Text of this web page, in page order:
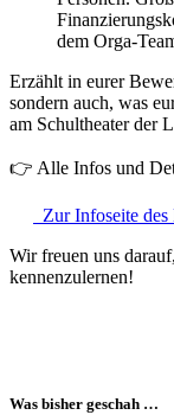
dem Orga-
Erzählt in eurer
sondern auch, was
am Schultheater der
👉 Alle Infos und
Zur Infoseite
Wir freuen uns
kennenzulernen!
Was bisher geschah …